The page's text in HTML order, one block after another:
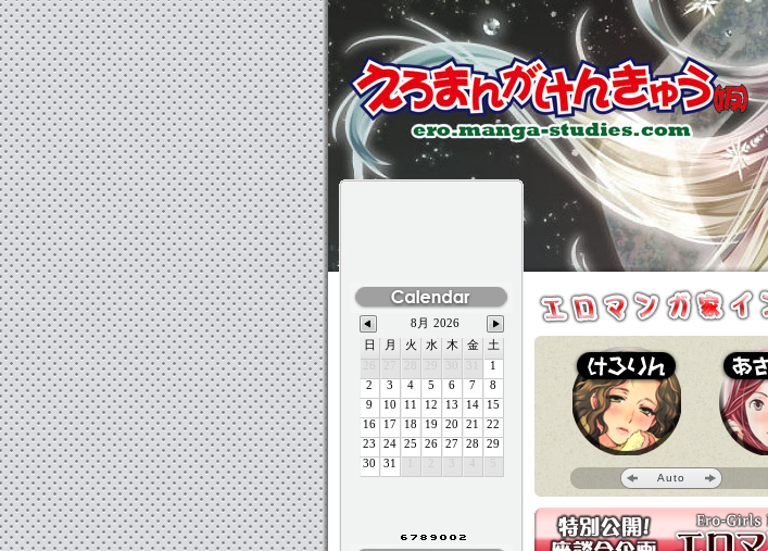
2026
8月
日
月 火 水 木 金
土
1
2
3 4 5 6 7
8
9
10 11 12 13 14
15
16
17 18 19 20 21
22
23
24 25 26 27 28
29
30
31
Auto